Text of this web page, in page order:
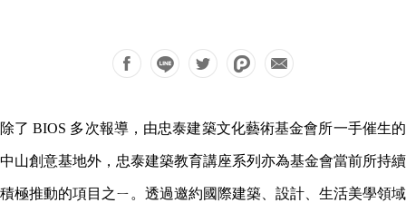
除了 BIOS 多次報導，由忠泰建築文化藝術基金會所一手催生的
中山創意基地外，忠泰建築教育講座系列 亦為基金會當前所持續
積極推動的項目之ㄧ。透過邀約國際建築、設計、生活美學領域